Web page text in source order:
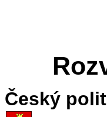
Český